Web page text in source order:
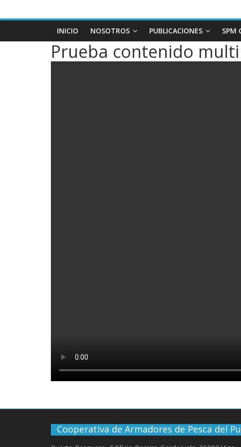
INICIO NOSOTROS PUBLICACIONES SPM
Prueba contenido
Cooperativa de Armadores de Pesca del